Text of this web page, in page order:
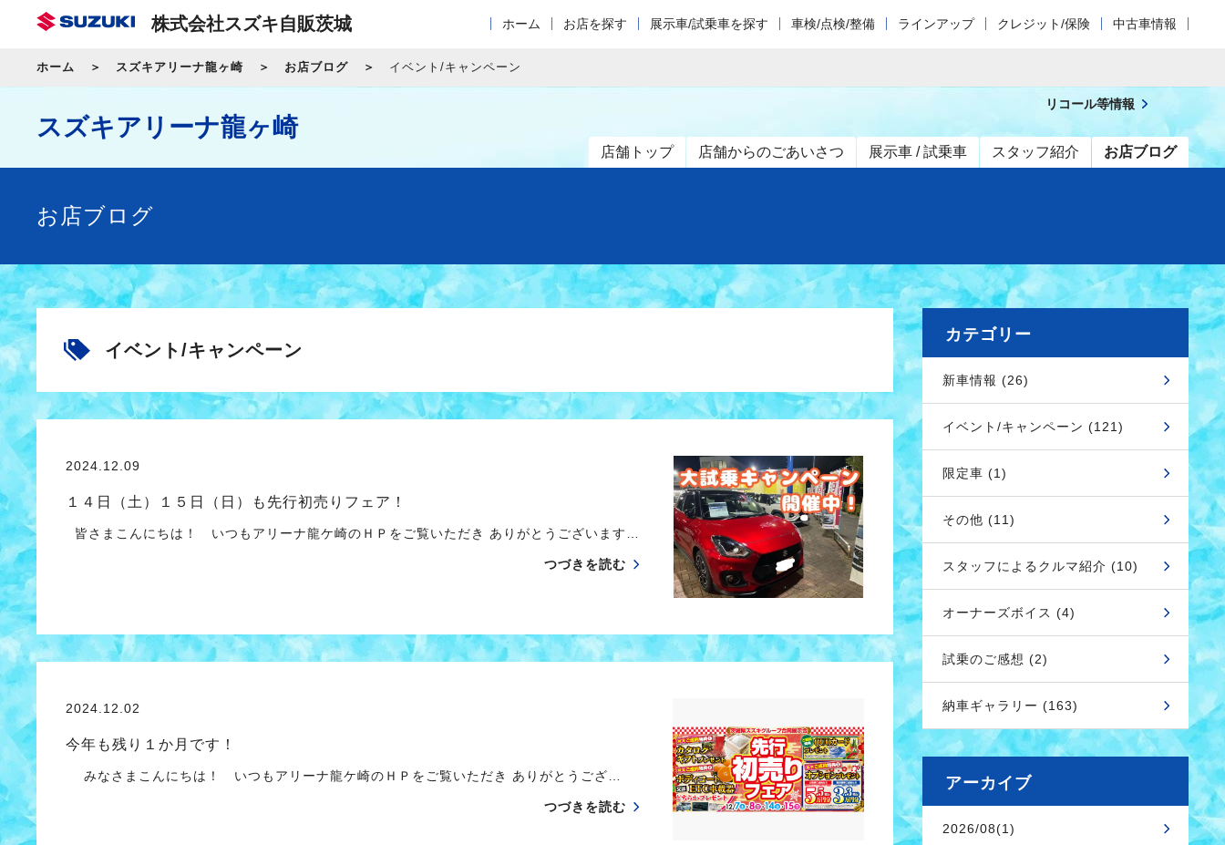
株式会社スズキ自販茨城 ホーム お店を探す 展示車/試乗車を探す 車検/点検/整備 ラインアップ クレジット/保険 中古車情報
ホーム スズキアリーナ龍ヶ崎 お店ブログ イベント/キャンペーン
スズキアリーナ龍ヶ崎
店舗トップ 店舗からのごあいさつ 展示車 / 試乗車 スタッフ紹介 お店ブログ
リコール等情報
お店ブログ
イベント/キャンペーン
2024.12.09
１４日（土）１５日（日）も先行初売りフェア！
皆さまこんにちは！ いつもアリーナ龍ケ崎のＨＰをご覧いただき ありがとうございます…
つづきを読む
2024.12.02
今年も残り１か月です！
みなさまこんにちは！ いつもアリーナ龍ケ崎のＨＰをご覧いただき ありがとうござ…
つづきを読む
カテゴリー
新車情報 (26)
イベント/キャンペーン (121)
限定車 (1)
その他 (11)
スタッフによるクルマ紹介 (10)
オーナーズボイス (4)
試乗のご感想 (2)
納車ギャラリー (163)
アーカイブ
2026/08(1)